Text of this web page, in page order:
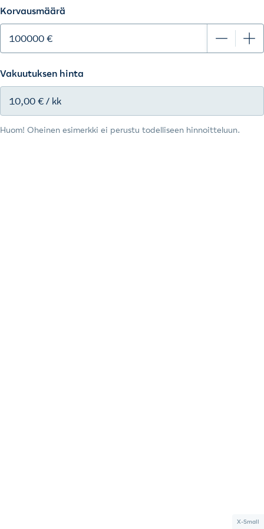
Huom! Oheinen esimerkki ei perustu todelliseen hinnoitteluun.